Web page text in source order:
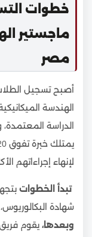
خطوات
ماجستير
مصر
أصبح تسجيل
الهندسة
الدراسة
لإنهاء إجراءاتهم
تبدأ الخطوات
شهادة
وبعدها، يقوم